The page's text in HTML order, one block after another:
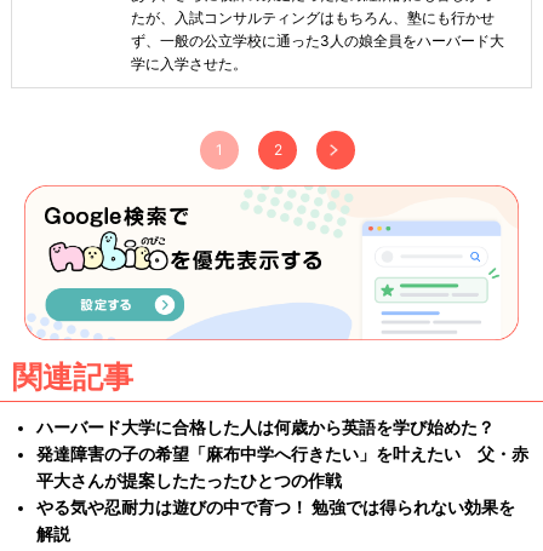
たが、入試コンサルティングはもちろん、塾にも行かせ
ず、一般の公立学校に通った3人の娘全員をハーバード大
学に入学させた。
1 2
関連記事
ハーバード大学に合格した人は何歳から英語を学び始めた？
発達障害の子の希望「麻布中学へ行きたい」を叶えたい 父・赤
平大さんが提案したたったひとつの作戦
やる気や忍耐力は遊びの中で育つ！ 勉強では得られない効果を
解説